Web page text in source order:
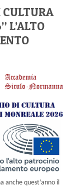
CULTURA
L’ALTO
anche quest’anno il